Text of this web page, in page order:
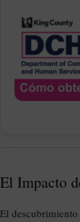
El Impacto
El